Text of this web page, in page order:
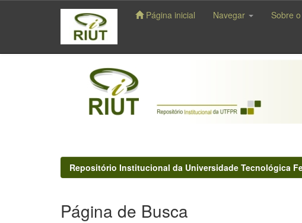
navigation
Página inicial Navegar Sobre
Repositório Institucional da Universidade Tecnológica
Página de Busca